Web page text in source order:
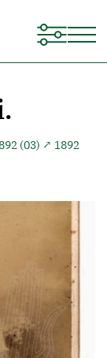
(03) ↗ 1892